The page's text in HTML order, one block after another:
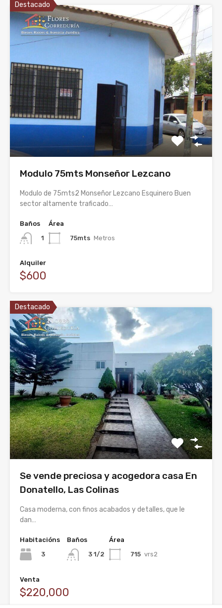
Destacado
Modulo 75mts Monseñor Lezcano
Modulo de 75mts2 Monseñor Lezcano Esquinero Buen
sector altamente traficado…
Baños
1
Área
75mts Metros
Alquiler
$600
Destacado
Se vende preciosa y acogedora casa En
Donatello, Las Colinas
Casa moderna, con finos acabados y detalles, que le
dan…
Habitacións
3
Baños
3 1/2
Área
715 vrs2
Venta
$220,000